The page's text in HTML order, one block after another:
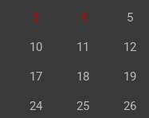
3 4 5
10 11 12
17 18 19
24 25 26